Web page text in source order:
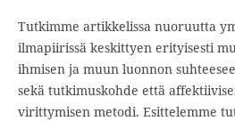
Tutkimme artikkelissa nuoruutta
ilmapiirissä keskittyen erityisesti
ihmisen ja muun luonnon
sekä tutkimuskohde että
virittymisen metodi. Esittelemme